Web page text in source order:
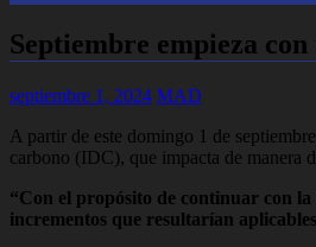
Septiembre empieza
septiembre 1, 2024 MAD
A partir de este domingo 1 de
carbono (IDC), que impacta de manera
“Con el propósito de continuar con
incrementos que resultarían